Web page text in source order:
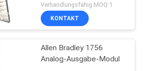
Verhandlungsfähig MOQ:1
KONTAKT
Allen Bradley 1756
Analog-Ausgabe-Modul